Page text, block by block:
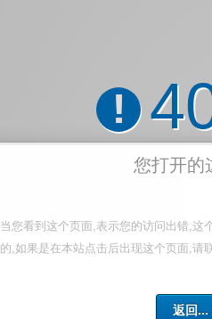
!
您打开的
当您看到这个页面,表示您的访问出错,这
的,如果是在本站点击后出现这个页面,请
返回...